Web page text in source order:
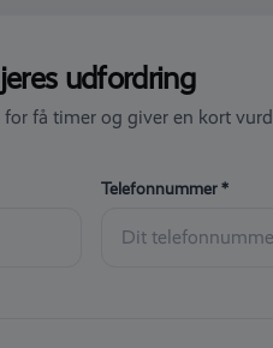
udfordring
få timer og giver en kort
Telefonnummer *